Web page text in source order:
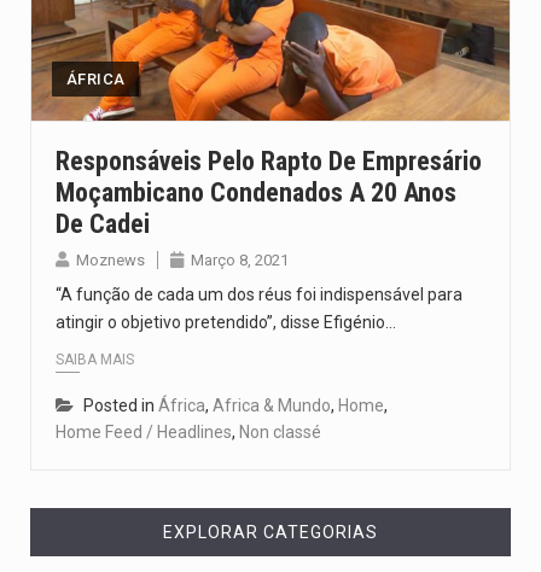
Segundo as autoridades canadianas, mais de 200 incêndios florestais continuam…
Cover photo suggestion (in English): A police officer outside a…
ÁFRICA
Responsáveis Pelo Rapto De Empresário
Moçambicano Condenados A 20 Anos
De Cadei
Moznews Março 8, 2021
“A função de cada um dos réus foi indispensável para
atingir o objetivo pretendido”, disse Efigénio…
SAIBA MAIS
Posted in África, Africa & Mundo, Home,
Home Feed / Headlines, Non classé
EXPLORAR CATEGORIAS